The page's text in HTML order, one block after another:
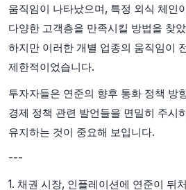
움직임이 나타났으며, 특정 외식 체인
다양한 고객층을 만족시킬 방법을 찾
하지만 이러한 개별 업종의 움직임이
제한적이었습니다.
투자자들은 연준의 향후 통화 정책 방
경제 정책 관련 발언들을 면밀히 주시
유지하는 것이 중요해 보입니다.
---
1. 채권 시장, 인플레이션에 연준이 뒤